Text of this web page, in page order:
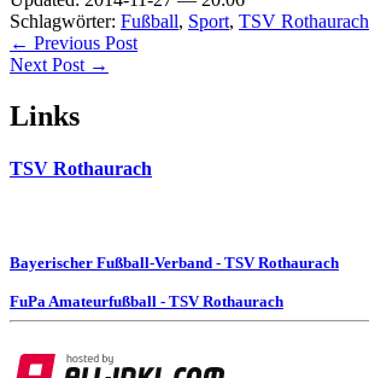
Schlagwörter: Fußball, Sport, TSV Rothaurach
← Previous Post
Next Post →
Links
TSV Rothaurach
Bayerischer Fußball-Verband - TSV Rothaurach
FuPa Amateurfußball - TSV Rothaurach